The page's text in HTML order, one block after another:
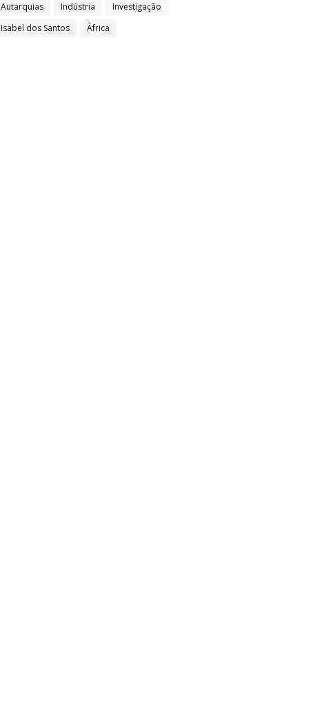
Autarquias
Indústria
Investigação
Isabel dos Santos
África